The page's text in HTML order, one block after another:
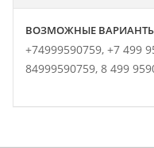
ВОЗМОЖНЫЕ
+74999590759, +7 499
84999590759, 8 499